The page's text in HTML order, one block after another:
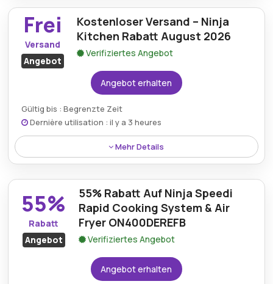
ausgewählte Artikel im Ninja Kitchen-Sale und
sichern Sie sich so die perfekte Gelegenheit,
hochwertige Küchengeräte zu einem Bruchteil des
Preises zu ergattern, die sich perfekt für die
Aufrüstung Ihrer Kochausrüstung eignen.
Frei
Versand
Angebot
Kostenloser Versand – Ninja
Kitchen Rabatt August 2026
Verifiziertes Angebot
Angebot erhalten
Gültig bis : Begrenzte Zeit
Dernière utilisation : il y a 3 heures
Mehr Details
Genießen Sie bei jedem Einkauf bei Ninja Kitchen
kostenlosen Versand und stellen Sie sicher, dass Ihre
neuen Küchengeräte ohne zusätzliche
Versandkosten direkt an Ihre Haustür geliefert
werden, was Ihr Einkaufserlebnis noch angenehmer
macht.
55%
Rabatt
Angebot
55% Rabatt Auf Ninja Speedi
Rapid Cooking System & Air
Fryer ON400DEREFB
Verifiziertes Angebot
Angebot erhalten